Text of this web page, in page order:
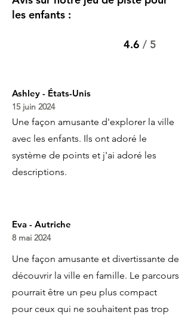
les enfants :
4.6 / 5
Ashley - États-Unis
15 juin 2024
Une façon amusante d'explorer la ville
avec les enfants. Ils ont adoré le
système de points et j'ai adoré les
descriptions.
Eva - Autriche
8 mai 2024
Une façon amusante et divertissante de
découvrir la ville en famille. Le parcours
pourrait être un peu plus compact
pour ceux qui ne souhaitent pas trop